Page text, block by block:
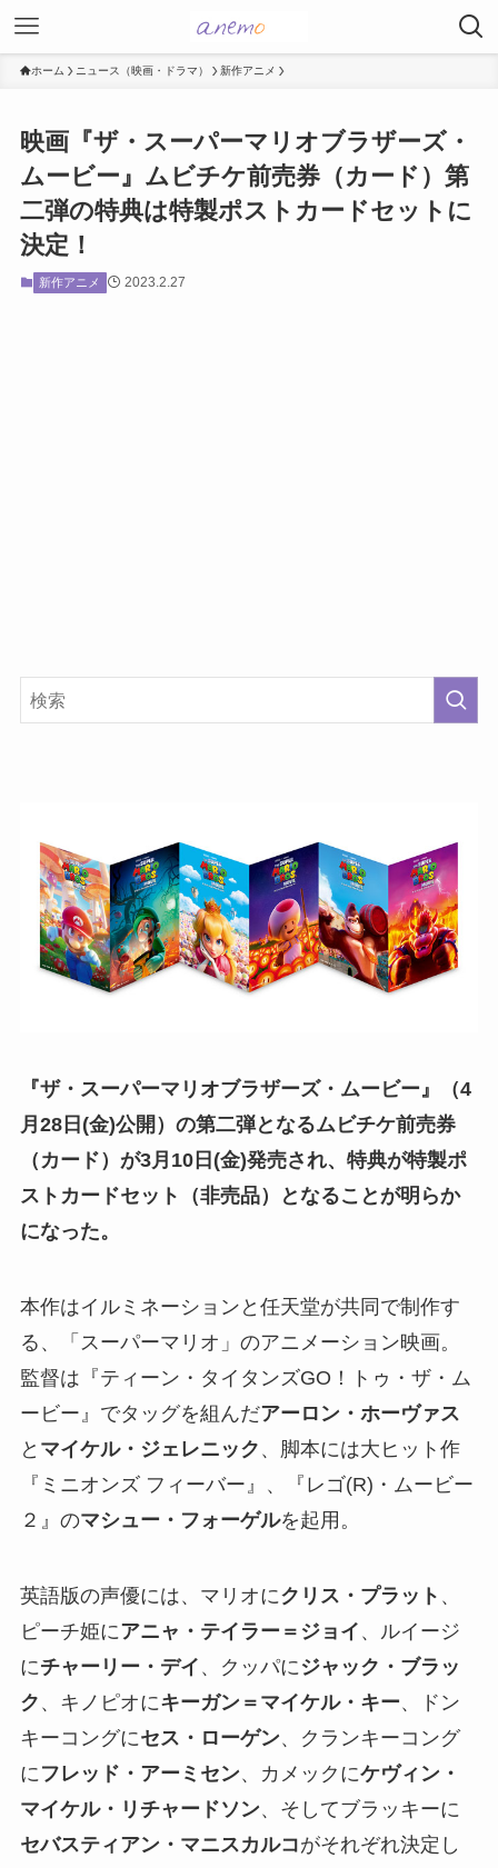
ホーム ニュース（映画・ドラマ） 新作アニメ
映画『ザ・スーパーマリオブラザーズ・
ムービー』ムビチケ前売券（カード）第
二弾の特典は特製ポストカードセットに
決定！
新作アニメ 2023.2.27
『ザ・スーパーマリオブラザーズ・ムービー』（4
月28日(金)公開）の第二弾となるムビチケ前売券
（カード）が3月10日(金)発売され、特典が特製ポ
ストカードセット（非売品）となることが明らか
になった。
本作はイルミネーションと任天堂が共同で制作す
る、「スーパーマリオ」のアニメーション映画。
監督は『ティーン・タイタンズGO！トゥ・ザ・ム
ービー』でタッグを組んだアーロン・ホーヴァス
と マイケル・ジェレニック 、脚本には大ヒット作
『ミニオンズ フィーバー』、『レゴ(R)・ムービー
２』のマシュー・フォーゲルを起用。
英語版の声優には、マリオにクリス・プラット 、
ピーチ姫にアニャ・テイラー＝ジョイ 、ルイージ
にチャーリー・デイ 、クッパにジャック・ブラッ
ク 、キノピオにキーガン＝マイケル・キー、ドン
キーコングにセス・ローゲン、クランキーコング
にフレッド・アーミセン、カメックにケヴィン・
マイケル・リチャードソン、そしてブラッキーに
セバスティアン・マニスカルコがそれぞれ決定し